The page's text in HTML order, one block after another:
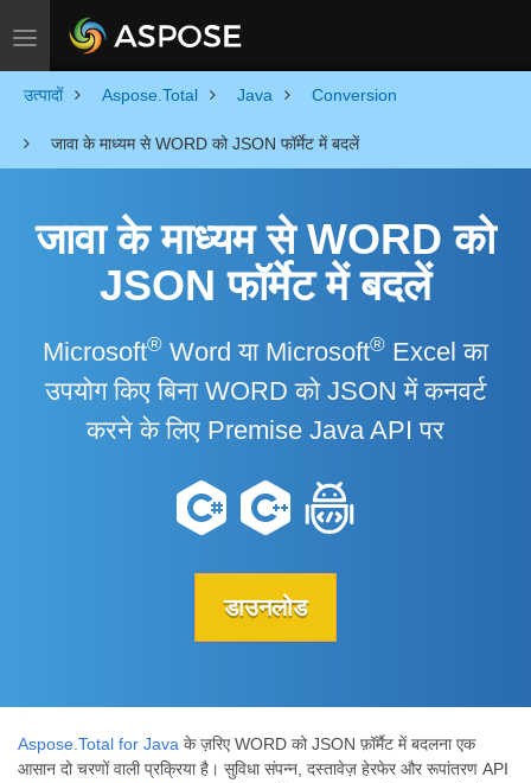
Toggle navigation
उत्पादों Aspose.Total Java Conversion
जावा के माध्यम से WORD को JSON फॉर्मेट में बदलें
जावा के माध्यम से WORD को
JSON फॉर्मेट में बदलें
Microsoft® Word या Microsoft® Excel का
उपयोग किए बिना WORD को JSON में कनवर्ट
करने के लिए Premise Java API पर
डाउनलोड
Aspose.Total for Java के ज़रिए WORD को JSON फ़ॉर्मैट में बदलना एक
आसान दो चरणों वाली प्रक्रिया है। सुविधा संपन्न, दस्तावेज़ हेरफेर और रूपांतरण API